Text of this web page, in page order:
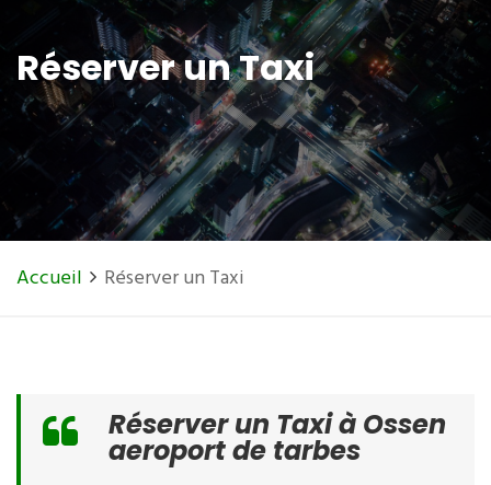
Réserver un Taxi
Accueil Réserver un Taxi
Réserver un Taxi à Ossen
aeroport de tarbes